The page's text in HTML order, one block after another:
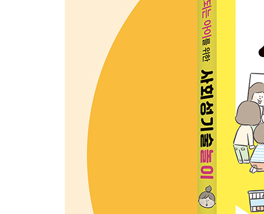
놀이 39 호루라기 짝짓기
놀이 40 가위바위보 열차
제6장 놀이 편 두근두근 카드
두근두근 카드 사용법
유아용1로봇(기계)을 좋아하는 아이를 위한 카드
유아용2힘이 센 캐릭터를 멋지다고 생각하는 아이
유아용3밝고 활발하며 재치 있는 캐릭터를 좋아하
유아용4여유 있게 행동하는 자세가 필요한 아이를
유아용5교통수단을 좋아하는 아이를 위한 카드
유아용6다정한 캐릭터를 좋아하는 아이를 위한 카
유아용7정의로운 영웅을 좋아하는 아이를 위한 카
유아용8공주님을 동경하는 아이를 위한 카드
아동용1감정 조절을 어려워하거나, 실패하면 못